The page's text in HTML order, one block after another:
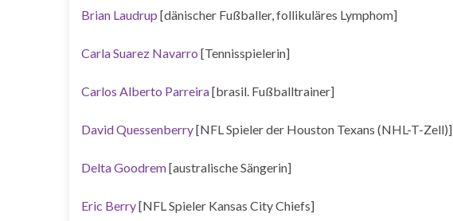
Brian Laudrup [dänischer Fußballer, follikuläres Lymphom]
Carla Suarez Navarro [Tennisspielerin]
Carlos Alberto Parreira[brasil. Fußballtrainer]
David Quessenberry[NFL Spieler der Houston Texans (NHL-T-Zell)]
Delta Goodrem[australische Sängerin]
Eric Berry[NFL Spieler Kansas City Chiefs]